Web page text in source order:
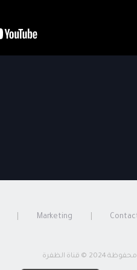
Marketing
© قناة الظفرة